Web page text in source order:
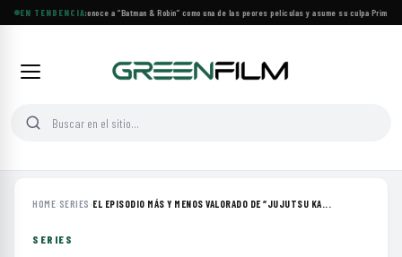
EN TENDENCIA
George Clooney reconoce a “Batman & Robin” como una de las peores películas y asume su culpa·Prime
HOME› SERIES ›EL EPISODIO MÁS Y MENOS VALORADO DE “JUJUTSU KA...
SERIES